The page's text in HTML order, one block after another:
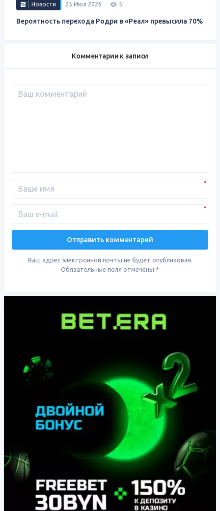
Новости 25 Июл 2026 5
Вероятность перехода Родри в «Реал» превысила 70%
Комментарии к записи
Ваш адрес электронной почты не будет опубликован.
Обязательные поля отмечены *